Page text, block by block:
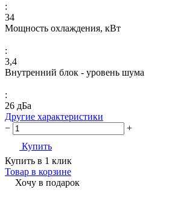
:
34
Мощность охлаждения, кВт
:
3,4
Внутренний блок - уровень шума
:
26 дБа
Другие характеристики
−
+
Купить
Купить в 1 клик
Товар в корзине
Хочу в подарок